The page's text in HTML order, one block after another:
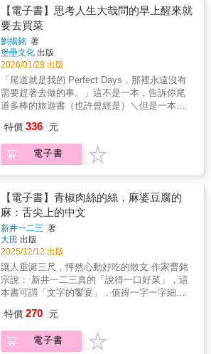
見石狗公〉，李政霖（作家．生態繪圖家）
「那天我在後龍溪釣到一隻鯰，本來要帶回家
吃的。可在我起魚的當時好像聽到冠中在那裡
大喊：『怎麼可以吃鯰魚?』所以我把那隻五十
五公分，好吃的花鯰放了，算是我送給冠中
的。」──〈那些和冠中沒有一起吃到的魚〉，
劉奇璋（臺灣大學森林環境暨資源學系副教
授）「冠中極力避免寫得像自己摯愛的作家，
除了在書寫題材上試圖進行區隔，也另覓典
範，看看其他的星群。星野道夫在對話中出現
不只一次，冠中說：我想磨像那樣的鈍刀。」
原本我以為「鈍刀」的意思是文章不過度藻
飾，但他的想法更接近『當沒有文字的時候，
華大學華文所研究生）「如果有機會誠懇地回
答你：冠中，不是所有能吃的東西都會成為食
物。不是所有的死亡，都需要功能化的解釋。
不是所有的悲傷與哀悼，都能找到貼切而安慰
的言語。正因如此，我們才一次又一次走向野
地，尋找所愛，尋找那在些書寫自然與製作標
本時遺落的事物。」──〈標本的價值在哪
裡〉，馮孟婕（生態繪圖家．作家）「我們描
繪你跟世界的連結，藉此確認你離去之後，這
世界究竟失去了什麼。作為寫作上的夥伴，或
睛，以及那雙眼睛看過的一切風景——當我這
麼想時，翻閱你留下的《水裡的回音》，卻又
其內心受到的啟發。「我初次看見內華達高
山，第一眼俯看優勝美地、傾聽優勝美地溪的
死亡之歌，以及目睹這條溪飛越龐大的絕壁，
每一項都足以成為一生中最珍貴的財富。這是
最值得紀念的一日，甚至可以因此狂喜而
死。」「在山間氣息中沉睡就像死亡，醒來時
人生又煥然一新！寧靜的破曉時分是黃色與紫
色，隨後金色太陽光芒湧現，為萬物染上光
間，沒有對於過去的恐懼，也沒有對於未來的
間留給微不足道的個人希望或經歷。飲用如香
檳的水是純粹之喜，呼吸充滿生命力的空氣也
是；四肢的動作都是享受，全身在接觸到美的
時候也能感受得到，就像對於營火或陽光的感
受不光是靠著眼睛，還能透過皮膚接收輻射
熱，產生無以名狀的強烈喜悅。身體似乎變得
和諧單純，和晶體一樣完整。」「在巍峨山脈
的書頁中，會讀到熱與冷、平靜與風暴、狂暴
的火山與磨蝕大地的冰川等千萬種風情。於是
我們見識到，大自然的毀滅其實是在創造，於
不同的美之間轉換。」這個夏天的經歷對他產
生決定性的影響，使他貢獻一生於自然保育，
促成美國政府頒布森林保育政策，更使美國成
立全世界第一座國家公園「優勝美地國家公
園」。本書中，他直率誠實地記下這段日子在
山間的所見所聞，以及大自然帶給他的感悟、
家、地質學家、探險家，從十九世紀末即開始
推展近代環境、自然保育運動，他的日記、文
章與演說，在國際間掀起環境保育意識，進而
催生多座國家公園及自然保護區，被譽為「國
家公園之父」和「現代環保運動之父」。而他
一生共發表三百多篇文章及出版十多本重要著
作，記述他的自然哲學與環保理念，在自然文
學上的創新與建樹，與愛默生、梭羅等人齊
名，深刻影響了後世。而謬爾對於自然保育意
識的萌芽，就要從本書記錄下的這個夏天談
內華達山區巡遊，度過一整個夏天。在那裡，
他進行著對植物、動物、岩石的研究，同時深
受山林美景與生態感動，期間撰述多篇散文隨
其內心受到的啟發。「我初次看見內華達高
山，第一眼俯看優勝美地、傾聽優勝美地溪的
死亡之歌，以及目睹這條溪飛越龐大的絕壁，
每一項都足以成為一生中最珍貴的財富。這是
最值得紀念的一日，甚至可以因此狂喜而
死。」「在山間氣息中沉睡就像死亡，醒來時
人生又煥然一新！寧靜的破曉時分是黃色與紫
色，隨後金色太陽光芒湧現，為萬物染上光
間，沒有對於過去的恐懼，也沒有對於未來的
間留給微不足道的個人希望或經歷。飲用如香
【電子書】思考人生大哉問的早上醒來就
要去買菜
劉揚銘 著
堡壘文化 出版
2026/01/28 出版
「尾道就是我的 Perfect Days，那裡永遠沒有
需要趕著去做的事。」這不是一本，告訴你尾
道多棒的旅遊書（也許曾經是）＼但是一本想
派大人的旅行手記！／ 人氣電子報《斑馬通
信》作者前‧職場作家↝現‧懶洋洋大隊長（aka
尾道觀光大使）結合叔之碎念和傲嬌少女的感
首位！外國人當上尾道觀光大使（憑藉本書書
稿）★ 獨家！只寫親身經歷的尾道，因為除此
之外不敢要人花錢買★ 公開！旅居尾道的日常
開銷，雖然真的只能僅供參考★ 純愛！男子獨
旅寂（好）寞（想）難（老）耐（婆）的心之
俳句★ 元氣！只在心情好的時候寫，產出過程
沒有任何人受到傷害，讀後絕對幸福滿滿（沒
有的話歡迎退錢）⤴︎⤵︎〽︎⤴︎⤵︎〽︎⤴︎⤵︎〽︎⤴︎⤵︎〽︎ 如果說在
台北永和常迷路的生活是 ON走在小小的尾道、
完全不需要地圖就是生活裡的 OFF三十歲以前
三本人稱「工作三部曲」的職涯思考書。去尾
道旅行本來只是為了抵抗資本主義的小小努
特價 336 元
電子書
【電子書】青椒肉絲的絲，麻婆豆腐的
麻：舌尖上的中文
新井一二三 著
大田 出版
2025/12/12 出版
讓人垂涎三尺，怦然心動好吃的散文 作家曹銘
宗說： 新井一二三真的「說得一口好菜」，這
本書可謂「文字的饗宴」，值得一字一字細細
的確需要倚賴一雙「異鄉客」的眼睛，來提醒
我們自己原來是什麼樣的人。 解開食物隱藏的
中文風情，美味加倍。 你知道在東京滿街的
特價 270 元
電子書